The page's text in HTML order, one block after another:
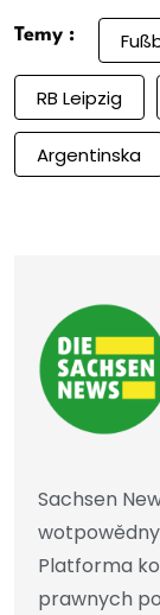
Temy :
RB Leipzig
Argentinska
Sachsen
Platforma
prawnych